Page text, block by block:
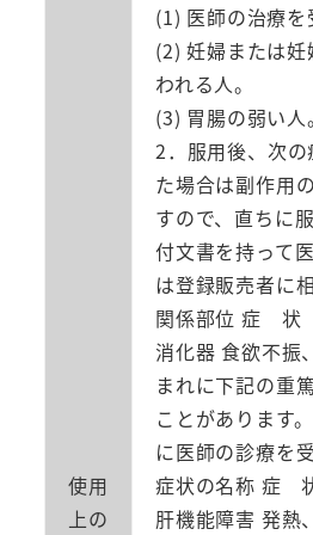
使用
上の
(1) 医師の治療を
(2) 妊婦または
われる人。
(3) 胃腸の弱い人。
2．服用後、次
た場合は副作用
すので、直ちに
付文書を持って
は登録販売者に
関係部位 症 状
消化器 食欲不振
まれに下記の重
ことがあります
に医師の診療を
症状の名称 症
肝機能障害 発熱